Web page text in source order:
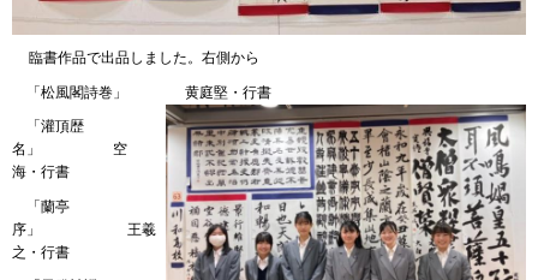
臨書作品で出品しました。右側から
「松風閣詩巻」 黄庭堅・行書
「灌頂歴
名」 空
海・行書
「蘭亭
序」 王羲
之・行書